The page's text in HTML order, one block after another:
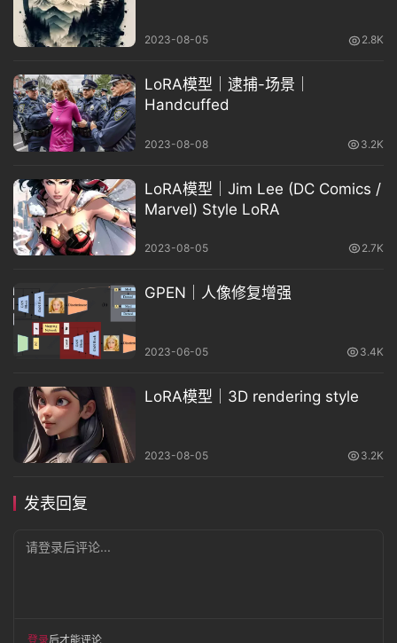
免
费
A
I
2023-08-05 2.8K
LoRA模型｜逮捕-场景｜
Handcuffed
2023-08-08 3.2K
LoRA模型｜Jim Lee (DC Comics /
Marvel) Style LoRA
2023-08-05 2.7K
GPEN｜人像修复增强
2023-06-05 3.4K
LoRA模型｜3D rendering style
2023-08-05 3.2K
发表回复
请登录后评论...
登录后才能评论